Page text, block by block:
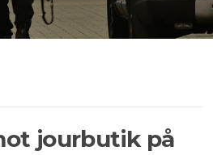
jourbutik på